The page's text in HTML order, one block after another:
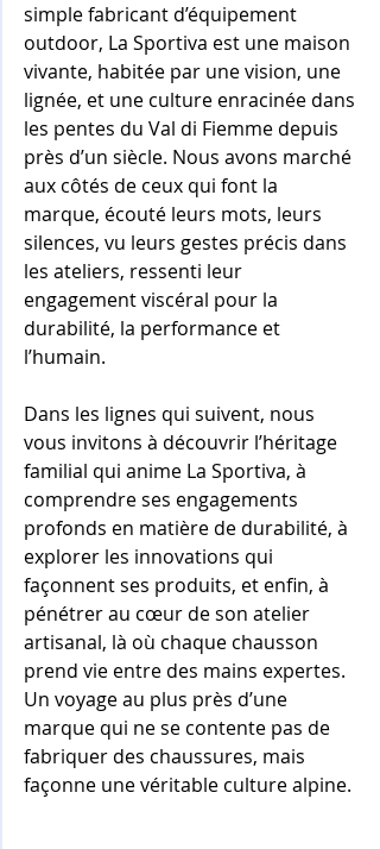
simple fabricant d’équipement
outdoor, La Sportiva est une maison
vivante, habitée par une vision, une
lignée, et une culture enracinée dans
les pentes du Val di Fiemme depuis
près d’un siècle. Nous avons marché
aux côtés de ceux qui font la
marque, écouté leurs mots, leurs
silences, vu leurs gestes précis dans
les ateliers, ressenti leur
engagement viscéral pour la
durabilité, la performance et
l’humain.
Dans les lignes qui suivent, nous
vous invitons à découvrir l’héritage
familial qui anime La Sportiva, à
comprendre ses engagements
profonds en matière de durabilité, à
explorer les innovations qui
façonnent ses produits, et enfin, à
pénétrer au cœur de son atelier
artisanal, là où chaque chausson
prend vie entre des mains expertes.
Un voyage au plus près d’une
marque qui ne se contente pas de
fabriquer des chaussures, mais
façonne une véritable culture alpine.